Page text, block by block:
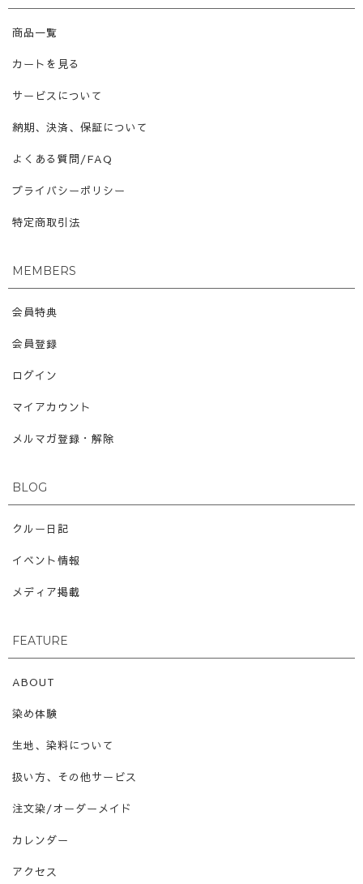
商品一覧
カートを見る
サービスについて
納期、決済、保証について
よくある質問/FAQ
プライバシーポリシー
特定商取引法
MEMBERS
会員特典
会員登録
ログイン
マイアカウント
メルマガ登録・解除
BLOG
クルー日記
イベント情報
メディア掲載
FEATURE
ABOUT
染め体験
生地、染料について
扱い方、その他サービス
注文染/オーダーメイド
カレンダー
アクセス